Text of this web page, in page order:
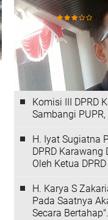
Insan Media
Komisi III DPRD
Sambangi
H. Iyat Sugiatna
DPRD
Oleh Ketua
H. Karya S
Pada Saatnya
Secara Bertahap".